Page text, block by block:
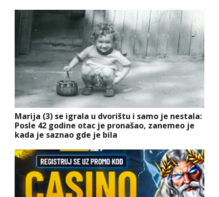
Marija (3) se igrala u dvorištu i samo je nestala:
Posle 42 godine otac je pronašao, zanemeo je
kada je saznao gde je bila